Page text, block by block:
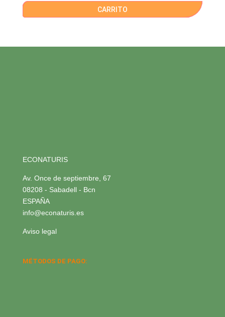
CARRITO
ECONATURIS
Av. Once de septiembre, 67
08208 - Sabadell - Bcn
ESPAÑA
info@econaturis.es
Aviso legal
MÉTODOS DE PAGO: